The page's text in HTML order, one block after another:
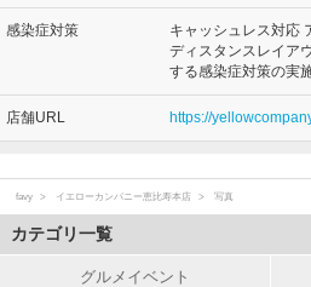
感染症対策
キャッシュレス対応
ディスタンスレイア
する感染症対策の実
店舗URL https://
favy イエローカンパニー恵比寿本店 写真
カテゴリ一覧
グルメイベント